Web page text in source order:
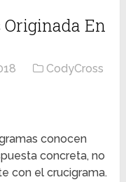
Originada En
CodyCross
conocen
concreta, no
con el crucigrama.